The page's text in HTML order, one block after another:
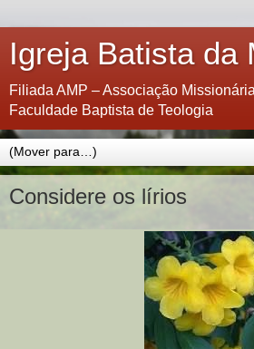
Igreja Batista da
Filiada AMP – Associação
Faculdade Baptista de Teologia
Considere os lírios